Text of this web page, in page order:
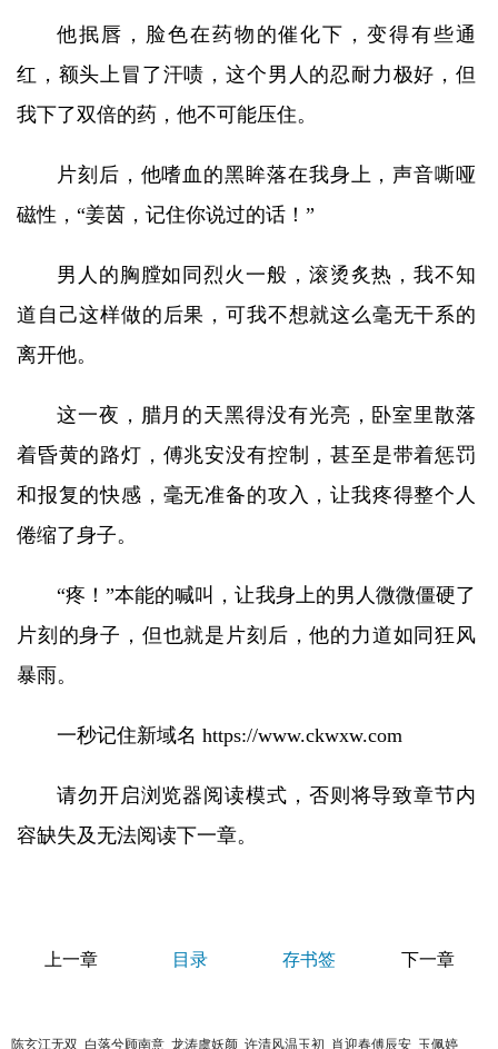
他抿唇，脸色在药物的催化下，变得有些通
红，额头上冒了汗啧，这个男人的忍耐力极好，但
我下了双倍的药，他不可能压住。
片刻后，他嗜血的黑眸落在我身上，声音嘶哑
磁性，“姜茵，记住你说过的话！”
男人的胸膛如同烈火一般，滚烫炙热，我不知
道自己这样做的后果，可我不想就这么毫无干系的
离开他。
这一夜，腊月的天黑得没有光亮，卧室里散落
着昏黄的路灯，傅兆安没有控制，甚至是带着惩罚
和报复的快感，毫无准备的攻入，让我疼得整个人
倦缩了身子。
“疼！”本能的喊叫，让我身上的男人微微僵硬了
片刻的身子，但也就是片刻后，他的力道如同狂风
暴雨。
一秒记住新域名 https://www.ckwxw.com
请勿开启浏览器阅读模式，否则将导致章节内
容缺失及无法阅读下一章。
上一章 目录 存书签 下一章
陈玄江无双 白落兮顾南意 龙涛虞妖颜 许清风温玉初 肖迎春傅辰安 玉佩婷